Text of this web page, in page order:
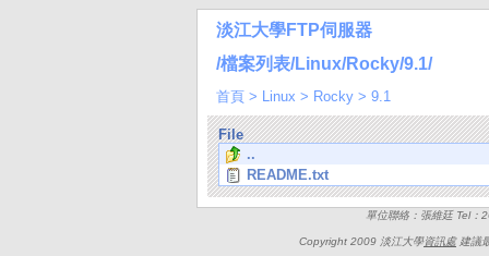
淡江大學FTP伺服器
/檔案列表/Linux/Rocky/9.1/
首頁 > Linux > Rocky > 9.1
File
..
README.txt
單位聯絡：張維廷 Tel
Copyright 2009 淡江大學資訊處建議